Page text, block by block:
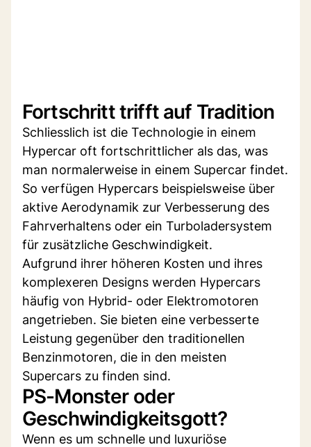
Fortschritt trifft auf Tradition
Schliesslich ist die Technologie in einem
Hypercar oft fortschrittlicher als das, was
man normalerweise in einem Supercar findet.
So verfügen Hypercars beispielsweise über
aktive Aerodynamik zur Verbesserung des
Fahrverhaltens oder ein Turboladersystem
für zusätzliche Geschwindigkeit.
Aufgrund ihrer höheren Kosten und ihres
komplexeren Designs werden Hypercars
häufig von Hybrid- oder Elektromotoren
angetrieben. Sie bieten eine verbesserte
Leistung gegenüber den traditionellen
Benzinmotoren, die in den meisten
Supercars zu finden sind.
PS-Monster oder
Geschwindigkeitsgott?
Wenn es um schnelle und luxuriöse